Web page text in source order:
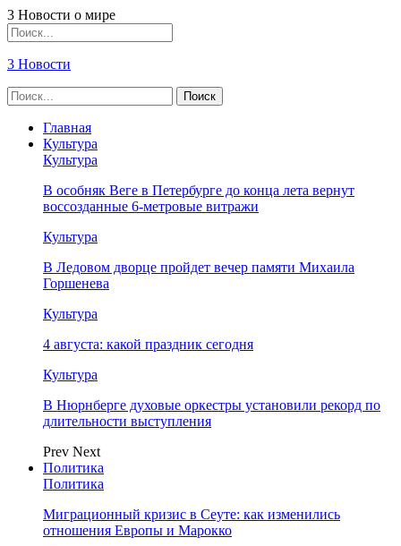
3 Новости о мире
3 Новости
Главная
Культура
Культура
В особняк Веге в Петербурге до конца лета вернут
воссозданные 6-метровые витражи
Культура
В Ледовом дворце пройдет вечер памяти Михаила
Горшенева
Культура
4 августа: какой праздник сегодня
Культура
В Нюрнберге духовые оркестры установили рекорд по
длительности выступления
Prev Next
Политика
Политика
Миграционный кризис в Сеуте: как изменились
отношения Европы и Марокко